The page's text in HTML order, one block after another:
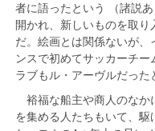
者に語ったという （諸説
開かれ、新しいものを取
だ。絵画とは関係ないが
ンスで初めてサッカーチ
ラブもル・アーヴルだった
裕福な船主や商人のなか
を集める人たちもいて、駆